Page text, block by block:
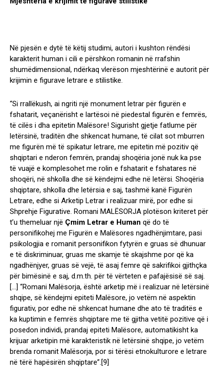
Në pjesën e dytë të këtij studimi, autori i kushton rëndësi
karakterit human i cili e përshkon romanin në rrafshin
shumëdimensional, ndërkaq vlerëson mjeshtërinë e autorit për
krijimin e figurave letrare e stilistike.
“Si rrallëkush, ai ngriti një monument letrar për figurën e
fshatarit, veçanërisht e lartësoi në piedestal figurën e femrës,
të cilës i dha epitetin Malësore! Sigurisht gjetje fatlume për
letërsinë, traditën dhe shkencat humane, të cilat sot mburren
me figurën më të spikatur letrare, me epitetin më pozitiv që
shqiptari e nderon femrën, prandaj shoqëria jonë nuk ka pse
të vuajë e komplesohet me rolin e fshatarit e fshatares në
shoqëri, në shkolla dhe së këndejmi edhe në letërsi. Shoqëria
shqiptare, shkolla dhe letërsia e saj, tashmë kanë Figurën
Letrare, edhe si Arketip Letrar i realizuar mirë, por edhe si
Shprehje Figurative. Romani MALËSORJA plotëson kriteret për
t’u themeluar një Çmim Letrar e Human që do të
personifikohej me Figurën e Malësores ngadhënjimtare, pasi
psikologjia e romanit personifikon fytyrën e gruas së dhunuar
e të diskriminuar, gruas me skamje të skajshme por që ka
ngadhënjyer, gruas së vejë, të asaj femre që sakrifikoi gjithçka
për bimësinë e saj, d.m.th. për të vërteten e pafajësisë së saj.
[…] “Romani Malësorja, është arketip më i realizuar në letërsinë
shqipe, së këndejmi epiteti Malësore, jo vetëm në aspektin
figurativ, por edhe në shkencat humane dhe ato të traditës e
ka kuptimin e femrës shqiptare me të gjitha vetitë pozitive që i
posedon individi, prandaj epiteti Malësore, automatikisht ka
krijuar arketipin më karakteristik në letërsinë shqipe, jo vetëm
brenda romanit Malësorja, por si tërësi etnokulturore e letrare
në tërë hapësirën shqiptare”.[9]